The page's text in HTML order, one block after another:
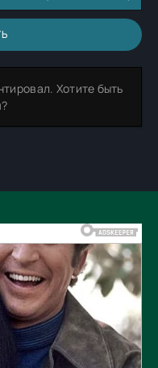
Хотите быть